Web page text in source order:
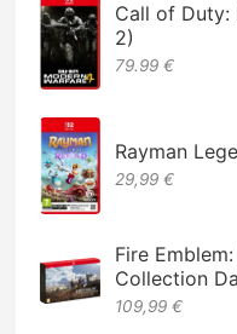
Call of Duty:
2)
79.99 €
Rayman
29,99 €
Fire
Collection
109,99 €